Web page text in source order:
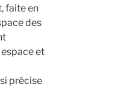
faite en
des
et
précise